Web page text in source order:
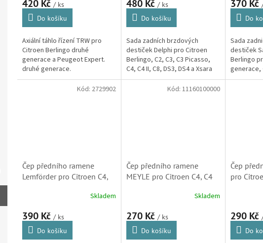
420 Kč / ks
Do košíku
Axiální táhlo řízení TRW pro
Citroen Berlingo druhé
generace a Peugeot Expert.
druhé generace.
480 Kč / ks
Do košíku
Sada zadních brzdových
destiček Delphi pro Citroen
Berlingo, C2, C3, C3 Picasso,
C4, C4 II, C8, DS3, DS4 a Xsara
Picasso. (Peugeot 307, 405,
807, 1007, Partner)
05P868)
370 Kč
Do
Sada
destiček
Berlingo
generace,
generace,
Čep předního ramene
Lemförder pro Citroen C4,
(364060, 364068, 364070,
Skladem
390 Kč / ks
Do košíku
Kód: 2729902
Čep předního ramene
MEYLE pro Citroen C4, C4
(364060, 364068, 364070,
Skladem
270 Kč / ks
Do košíku
Kód: 11160100000
Čep
pro
290 Kč
Do